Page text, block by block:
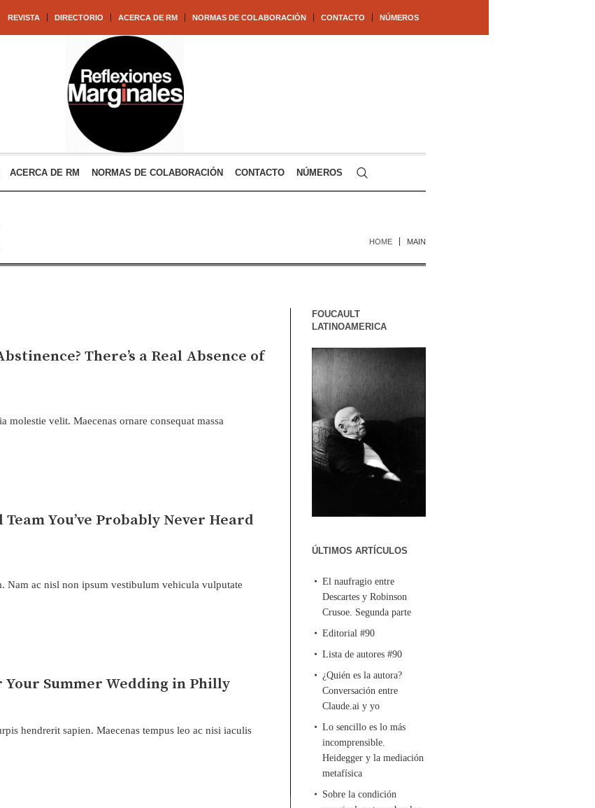
REVISTA DIRECTORIO ACERCA DE RM NORMAS DE COLABORACIÓN CONTACTO NÚMEROS
ACERCA DE RM NORMAS DE COLABORACIÓN CONTACTO NÚMEROS
HOME MAIN
There’s a Real Absence of
molestie velit. Maecenas ornare consequat massa
You’ve Probably Never Heard
Nam ac nisl non ipsum vestibulum vehicula vulputate
Summer Wedding in Philly
hendrerit sapien. Maecenas tempus leo ac nisi iaculis
FOUCAULT
LATINOAMERICA
ÚLTIMOS ARTÍCULOS
El naufragio entre
Descartes y Robinson
Crusoe. Segunda parte
Editorial #90
Lista de autores #90
¿Quién es la autora?
Conversación entre
Claude.ai y yo
Lo sencillo es lo más
incomprensible.
Heidegger y la mediación
metafísica
Sobre la condición